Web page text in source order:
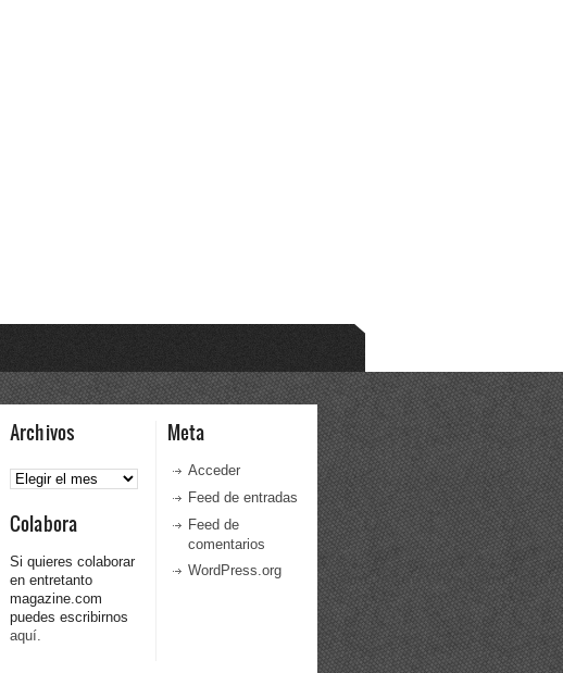
Archivos
Archivos
Colabora
Si quieres colaborar
en entretanto
magazine.com
puedes escribirnos
aquí.
Meta
Acceder
Feed de entradas
Feed de
comentarios
WordPress.org